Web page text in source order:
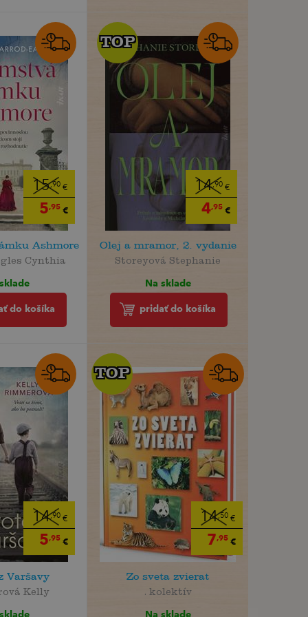
15,90€
5,95€
Ashmore
Cynthia
do košíka
14,90€
5,95€
Varšavy
Kelly
14,90€
4,95€
TOP
TOP
Olej a mramor, 2. vydanie
Storeyová Stephanie
Na sklade
pridať do košíka
14,50€
7,95€
TOP
TOP
Zo sveta zvierat
. kolektív
Na sklade